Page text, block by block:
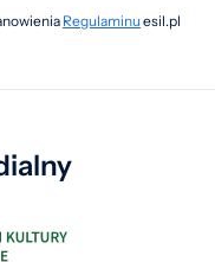
Regulaminuesil.pl